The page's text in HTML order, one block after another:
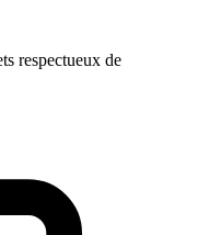
respectueux de